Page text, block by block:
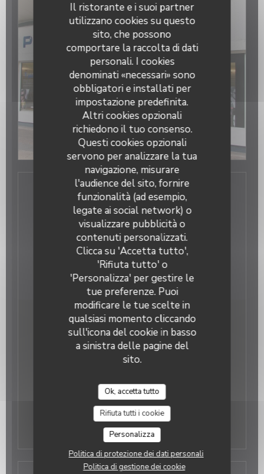
Il ristorante e i suoi partner
utilizzano cookies su questo
sito, che possono
comportare la raccolta di dati
personali. I cookies
denominati «necessari» sono
obbligatori e installati per
impostazione predefinita.
Altri cookies opzionali
richiedono il tuo consenso.
Questi cookies opzionali
servono per analizzare la tua
navigazione, misurare
l'audience del sito, fornire
funzionalità (ad esempio,
legate ai social network) o
visualizzare pubblicità o
contenuti personalizzati.
Clicca su 'Accetta tutto',
'Rifiuta tutto' o
'Personalizza' per gestire le
tue preferenze. Puoi
modificare le tue scelte in
qualsiasi momento cliccando
sull'icona del cookie in basso
a sinistra delle pagine del
sito.
Ok, accetta tutto
Rifiuta tutti i cookie
Personalizza
Politica di protezione dei dati personali
Politica di gestione dei cookie
Scopri la nostra carta
Informazioni pratiche
Tipologia
Ottico
Metodo di pagamento
Visa, Tutti Mutual, Terzo pagamento, Eurocard /
Mastercard, Contanti, Assegni, Bancomat
Orari
Prism'Optical